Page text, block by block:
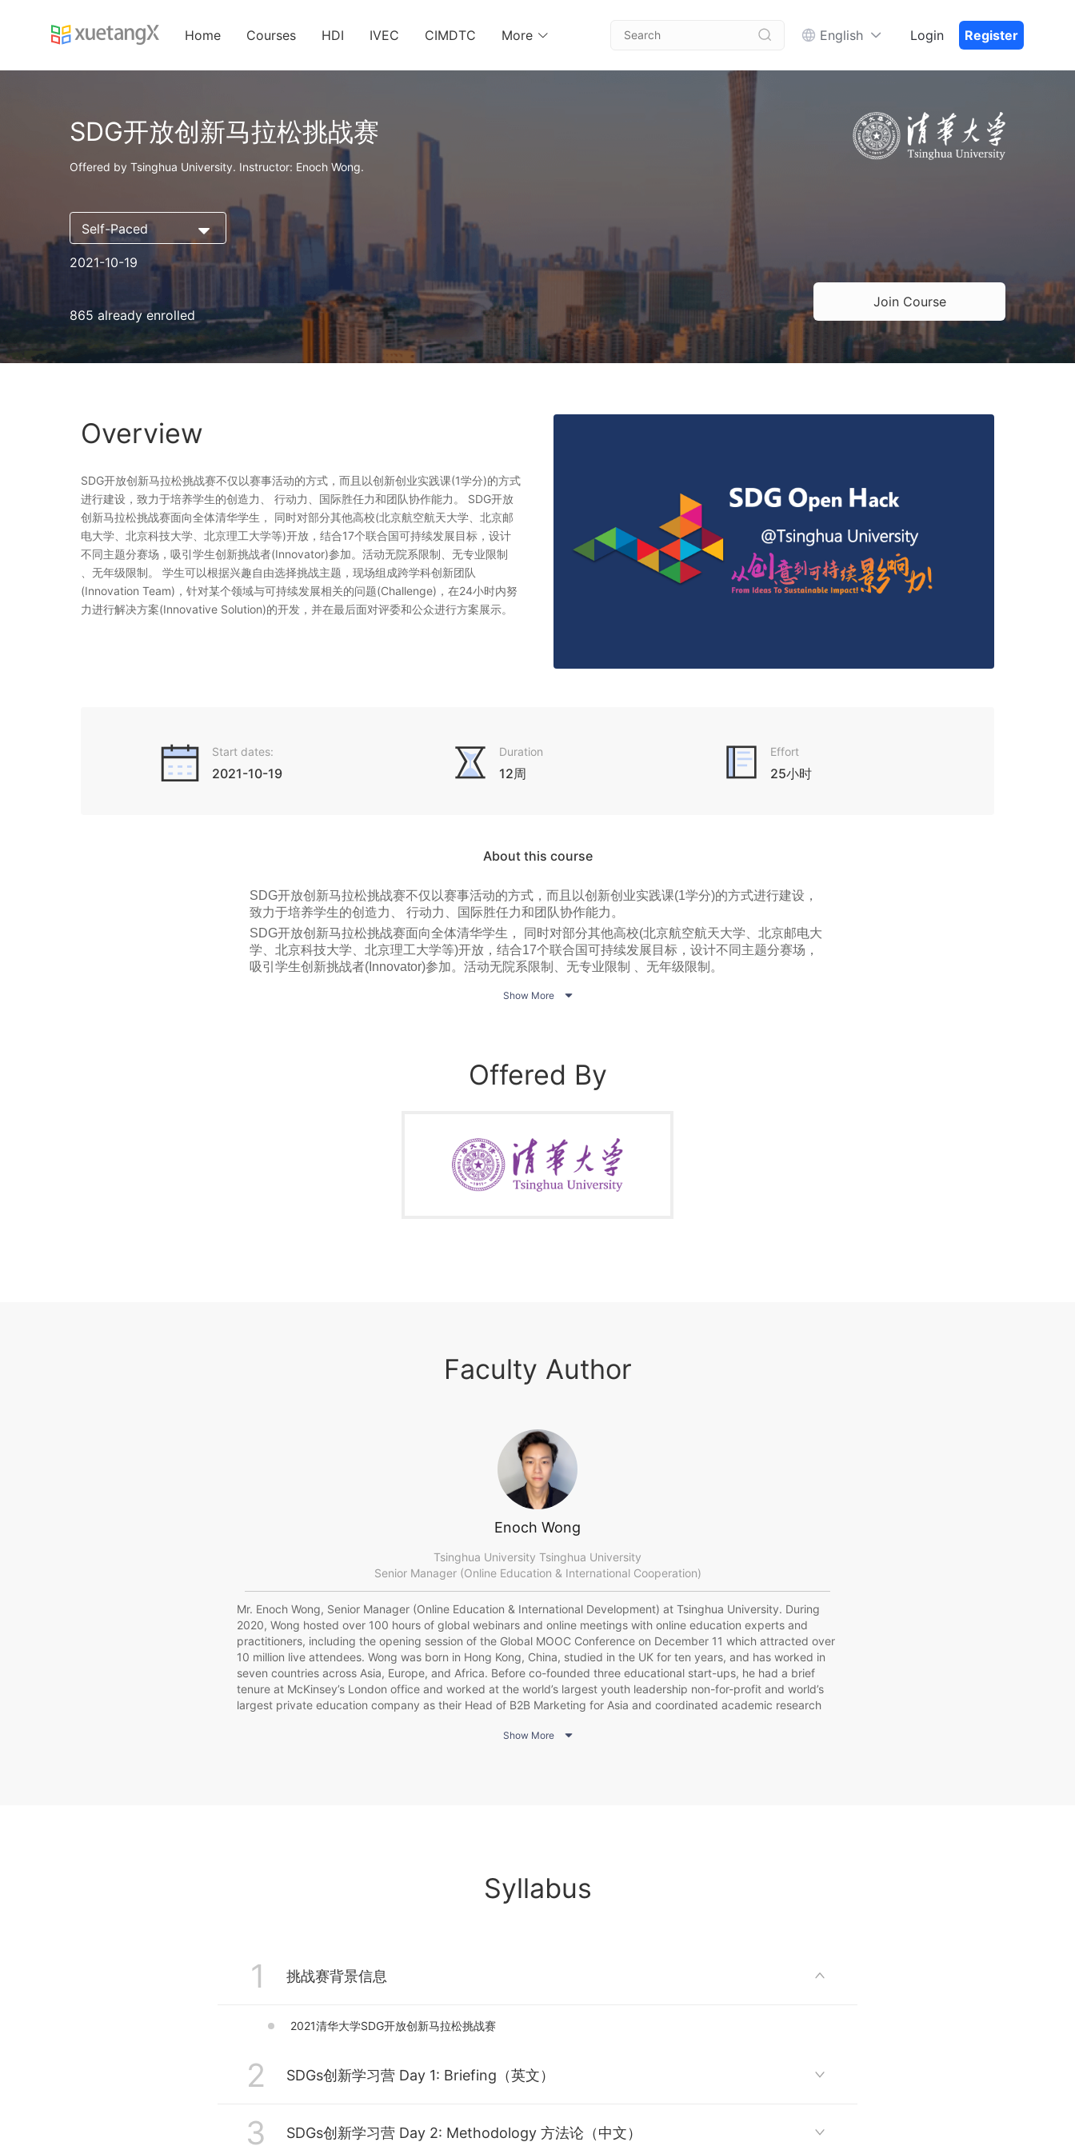
Home Courses HDI IVEC CIMDTC More   English Login Register
SDG开放创新马拉松挑战赛
Offered by Tsinghua University. Instructor: Enoch Wong.
Self-Paced
2021-10-19
865 already enrolled
Join Course
Overview
SDG开放创新马拉松挑战赛不仅以赛事活动的方式，而且以创新创业实践课(1学分)的方式
进行建设，致力于培养学生的创造力、 行动力、国际胜任力和团队协作能力。 SDG开放
创新马拉松挑战赛面向全体清华学生， 同时对部分其他高校(北京航空航天大学、北京邮
电大学、北京科技大学、北京理工大学等)开放，结合17个联合国可持续发展目标，设计
不同主题分赛场，吸引学生创新挑战者(Innovator)参加。活动无院系限制、无专业限制
、无年级限制。 学生可以根据兴趣自由选择挑战主题，现场组成跨学科创新团队
(Innovation Team)，针对某个领域与可持续发展相关的问题(Challenge)，在24小时内努
力进行解决方案(Innovative Solution)的开发，并在最后面对评委和公众进行方案展示。
Start dates:
2021-10-19
Duration
12周
Effort
25小时
About this course
SDG开放创新马拉松挑战赛不仅以赛事活动的方式，而且以创新创业实践课(1学分)的方式进行建设，
致力于培养学生的创造力、 行动力、国际胜任力和团队协作能力。
SDG开放创新马拉松挑战赛面向全体清华学生， 同时对部分其他高校(北京航空航天大学、北京邮电大
学、北京科技大学、北京理工大学等)开放，结合17个联合国可持续发展目标，设计不同主题分赛场，
吸引学生创新挑战者(Innovator)参加。活动无院系限制、无专业限制 、无年级限制。
Show More 
Offered By
Faculty Author
Enoch Wong
Tsinghua University Tsinghua University
Senior Manager (Online Education & International Cooperation)
Mr. Enoch Wong, Senior Manager (Online Education & International Development) at Tsinghua University. During
2020, Wong hosted over 100 hours of global webinars and online meetings with online education experts and
practitioners, including the opening session of the Global MOOC Conference on December 11 which attracted over
10 million live attendees. Wong was born in Hong Kong, China, studied in the UK for ten years, and has worked in
seven countries across Asia, Europe, and Africa. Before co-founded three educational start-ups, he had a brief
tenure at McKinsey’s London office and worked at the world’s largest youth leadership non-for-profit and world’s
largest private education company as their Head of B2B Marketing for Asia and coordinated academic research
Forum, and as a Global Shaper and the Advisory Council Steering Committee by the World Economic Forum
Show More 
Syllabus
1 挑战赛背景信息 
2021清华大学SDG开放创新马拉松挑战赛
2 SDGs创新学习营 Day 1: Briefing（英文） 
嘉宾致辞 Welcome Remarks（英文）
3 SDGs创新学习营 Day 2: Methodology 方法论（中文） 